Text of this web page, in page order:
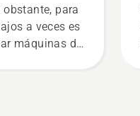
obstante, para
a veces es
máquinas de